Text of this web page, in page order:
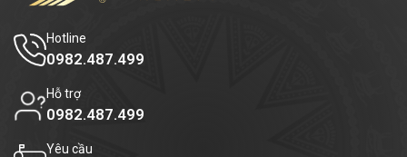
Hotline
0982.487.499
Hỗ trợ
0982.487.499
Yêu cầu